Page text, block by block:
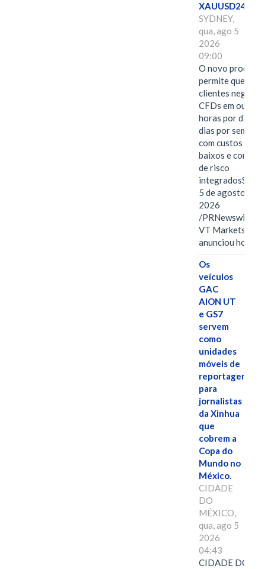
XAUUSD247
SYDNEY,
qua, ago 5
2026
09:00
O novo produto
permite que os
clientes
CFDs em ouro
horas por dia,
dias por semana,
com custos mais
baixos e
de risco
5 de agosto de
2026
/PRNewswire/
VT Markets
anunciou hoje
Os
veículos
GAC
AION UT
e GS7
servem
como
unidades
móveis de
reportagem
para
jornalistas
da Xinhua
que
cobrem a
Copa do
Mundo no
México.
CIDADE
DO
MÉXICO,
qua, ago 5
2026
04:43
CIDADE DO